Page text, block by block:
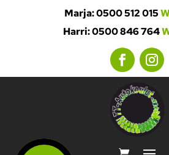
Marja: 0500 512 015
Harri: 0500 846 764